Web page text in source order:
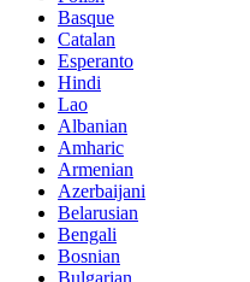
Basque
Catalan
Esperanto
Hindi
Lao
Albanian
Amharic
Armenian
Azerbaijani
Belarusian
Bengali
Bosnian